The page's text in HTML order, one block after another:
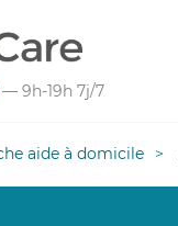
— 9h-19h 7j/7
aide à domicile